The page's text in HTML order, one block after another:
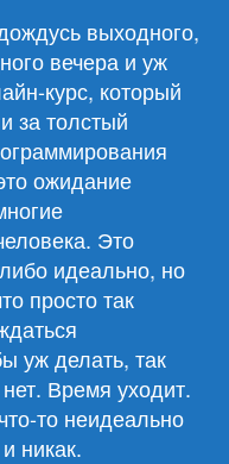
выходного,
вечера и уж
курс, который
за толстый
ожидание
Это
идеально, но
просто так
уж делать, так
Время уходит.
то неидеально
никак.